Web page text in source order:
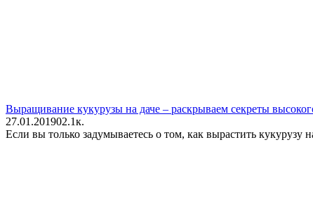
Выращивание кукурузы на даче – раскрываем секреты
27.01.201902.1к.
Если вы только задумываетесь о том, как вырастить кукурузу